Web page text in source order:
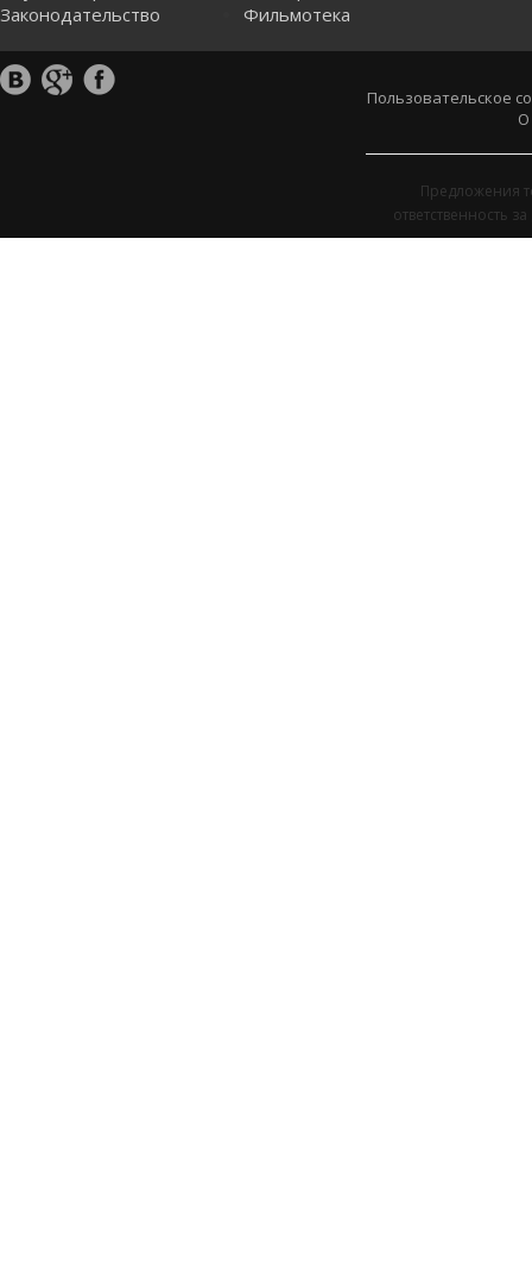
Законодательство
Фильмотека
Пользовательское
О
Предложения
ответственность